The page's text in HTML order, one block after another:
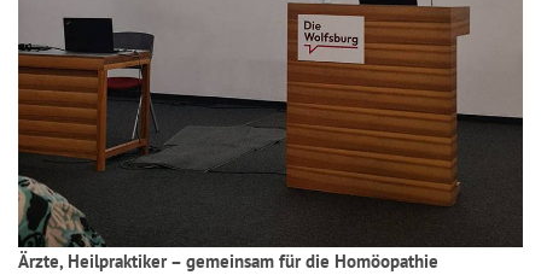
Ärzte, Heilpraktiker – gemeinsam für die Homöopathie